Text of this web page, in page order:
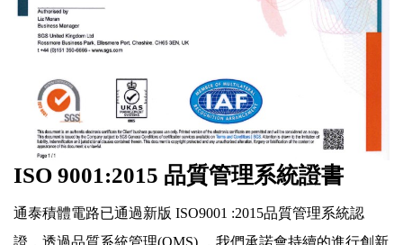
ISO 9001:2015 品質管理系統證書
通泰積體電路已通過新版 ISO9001 :2015品質管理系統認